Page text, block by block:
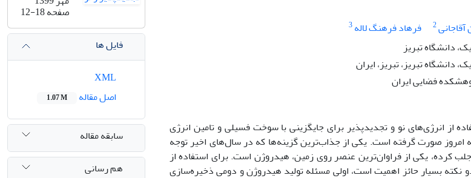
2 فرهاد فرهنگ لاله3
دانشگاه تبریز
دانشگاه تبریز، تبریز، ایران
فضایی ایران
از انرژی‌های نو و تجدیدپذیر برای جایگزینی با سوخت فسیلی و تامین انرژی
امروز صورت گرفته است. یکی از جذاب‌ترین گزینه‌ها که در سال‌های اخیر توجه
کرده، یکی از فراوان‌ترین عنصر روی زمین، هیدروژن است. برای استفاده از
نکته بسیار حائز اهمیت است، اولی مسئله تولید هیدروژن و دومی ذخیره‌سازی
صفحه12-18
فایل ها
اصل مقاله
1.07 M
سابقه مقاله
هم رسانی